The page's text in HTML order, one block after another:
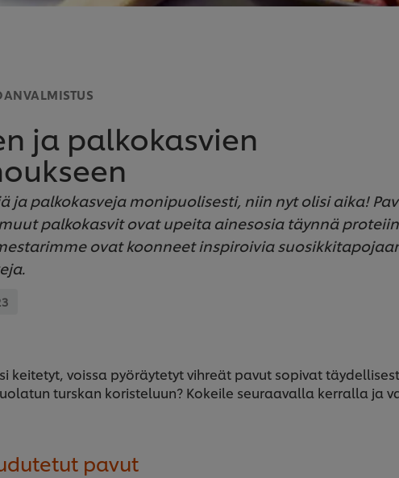
ja palkokasvien
ja palkokasveja monipuolisesti, niin nyt olisi aika!
palkokasvit ovat upeita ainesosia täynnä
ovat koonneet inspiroivia
keitetyt, voissa pyöräytetyt vihreät pavut sopivat
turskan koristeluun? Kokeile seuraavalla kerralla ja
pavut